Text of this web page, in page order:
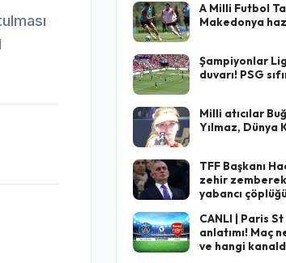
A Milli Futbol
Makedonya
Şampiyonlar
duvarı! PSG
Milli atıcılar
Yılmaz, Dünya
TFF Başkanı
zehir
yabancı
CANLI | Paris
anlatımı! Maç
ve hangi